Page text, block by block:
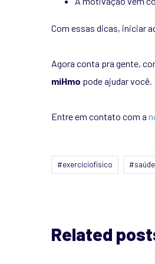
Com essas dicas, iniciar
Agora conta pra gente,
miHmo pode ajudar você.
Entre em contato com a
#exercíciofísico
Related